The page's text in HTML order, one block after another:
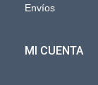
Envíos
MI CUENTA